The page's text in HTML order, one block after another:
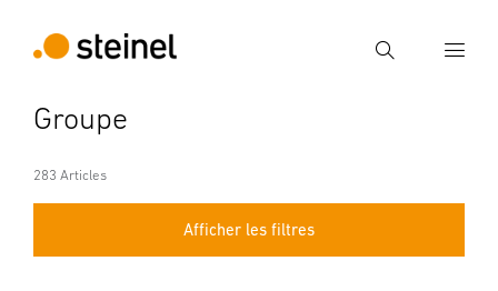
Recherche
Groupe
283 Articles
Afficher les filtres